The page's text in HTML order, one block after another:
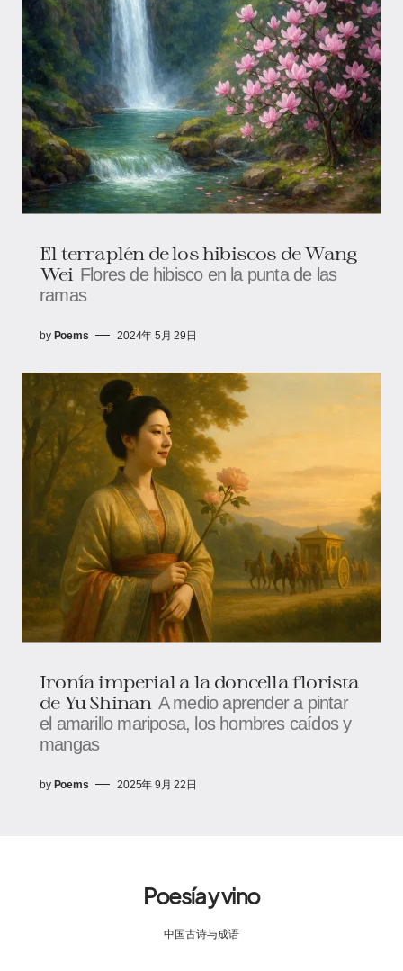
El terraplén de los hibiscos de Wang
Wei Flores de hibisco en la punta de las
ramas
by Poems 2024年 5月 29日
Ironía imperial a la doncella florista
de Yu Shinan A medio aprender a pintar
el amarillo mariposa, los hombres caídos y
mangas
by Poems 2025年 9月 22日
Poesía y vino
中国古诗与成语